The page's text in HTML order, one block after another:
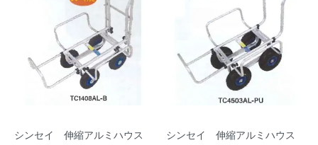
シンセイ 伸縮アルミハウス
シンセイ 伸縮アルミハウス